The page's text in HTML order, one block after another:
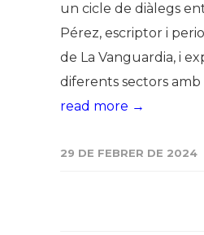
un cicle de diàlegs
Pérez, escriptor i
de La Vanguardia, i
diferents sectors amb
read more →
29 DE FEBRER DE 2024